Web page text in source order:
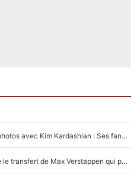
Lewis Hamilton poste de nouvelles photos avec Kim Kardashian : Ses fans le voient déjà redevenir champion du monde de F1 grâce à elle !
F1 - Une légende de McLaren refuse le transfert de Max Verstappen qui pourrait «faire des vagues» et plomber l'ambiance dans l'équipe